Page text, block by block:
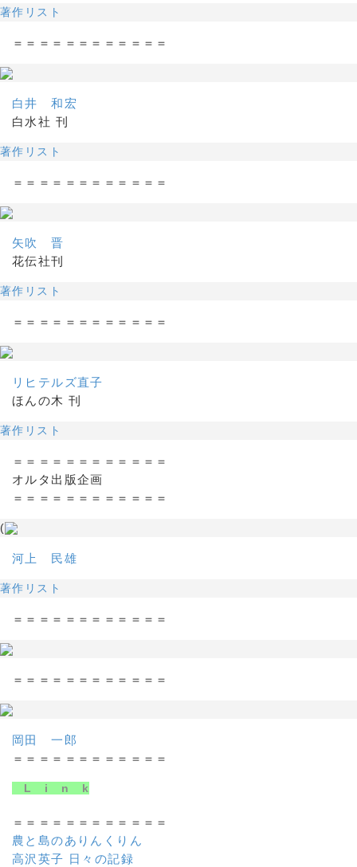
著作リスト
＝＝＝＝＝＝＝＝＝＝＝＝
白井 和宏
白水社 刊
著作リスト
＝＝＝＝＝＝＝＝＝＝＝＝
矢吹 晋
花伝社刊
著作リスト
＝＝＝＝＝＝＝＝＝＝＝＝
リヒテルズ直子
ほんの木 刊
著作リスト
＝＝＝＝＝＝＝＝＝＝＝＝
オルタ出版企画
＝＝＝＝＝＝＝＝＝＝＝＝
(
河上 民雄
著作リスト
＝＝＝＝＝＝＝＝＝＝＝＝
＝＝＝＝＝＝＝＝＝＝＝＝
岡田 一郎
＝＝＝＝＝＝＝＝＝＝＝＝
L i n k
＝＝＝＝＝＝＝＝＝＝＝＝
農と島のありんくりん
高沢英子 日々の記録